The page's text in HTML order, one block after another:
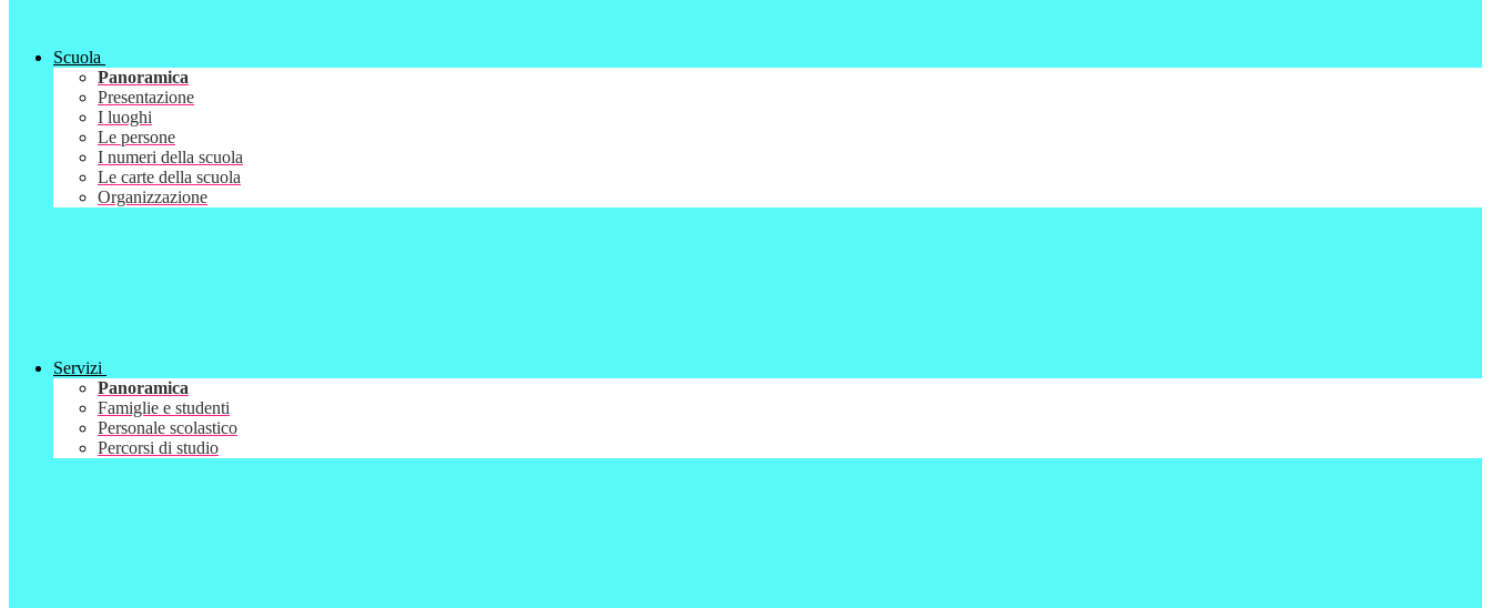
Scuola
Panoramica
Presentazione
I luoghi
Le persone
I numeri della scuola
Le carte della scuola
Organizzazione
Servizi
Panoramica
Famiglie e studenti
Personale scolastico
Percorsi di studio